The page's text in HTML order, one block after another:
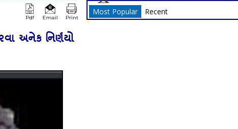
Pdf Email Print
અનેક નિર્ણયો
Most Popular Recent